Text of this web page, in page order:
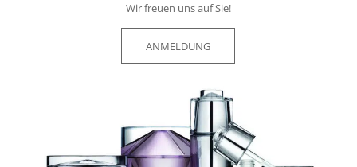
Wir freuen uns auf Sie!
ANMELDUNG